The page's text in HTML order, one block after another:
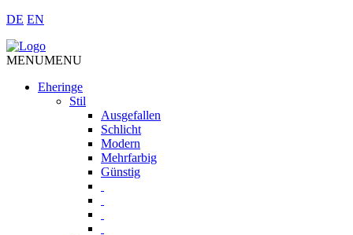
DE EN
MENUMENU
Eheringe
Stil
Ausgefallen
Schlicht
Modern
Mehrfarbig
Günstig